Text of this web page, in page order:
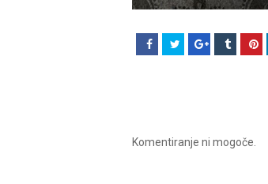
Komentiranje ni mogoče.